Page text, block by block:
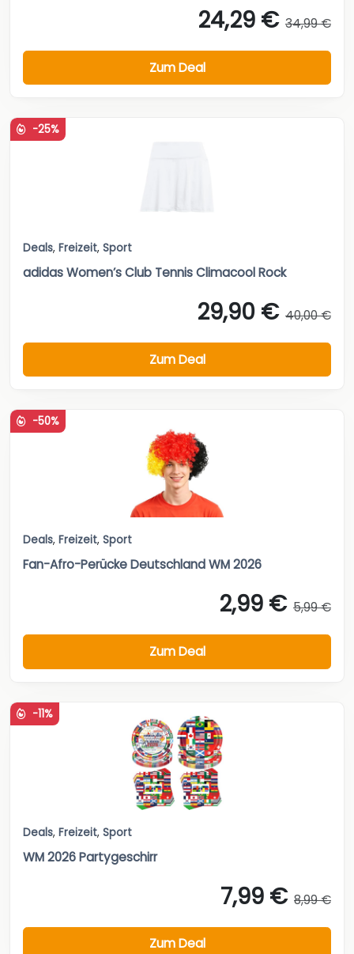
24,29 € 34,99 €
Zum Deal
-25%
Deals, Freizeit, Sport
adidas Women’s Club Tennis Climacool Rock
29,90 € 40,00 €
Zum Deal
-50%
Deals, Freizeit, Sport
Fan-Afro-Perücke Deutschland WM 2026
2,99 € 5,99 €
Zum Deal
-11%
Deals, Freizeit, Sport
WM 2026 Partygeschirr
7,99 € 8,99 €
Zum Deal